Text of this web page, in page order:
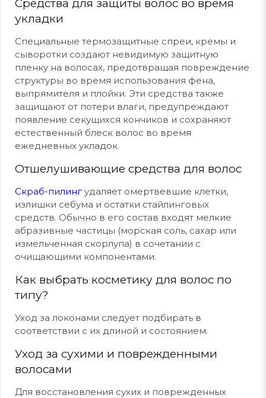
Средства для защиты волос во время
укладки
Специальные термозащитные спреи, кремы и
сыворотки создают невидимую защитную
пленку на волосах, предотвращая повреждение
структуры во время использования фена,
выпрямителя и плойки. Эти средства также
защищают от потери влаги, предупреждают
появление секущихся кончиков и сохраняют
естественный блеск волос во время
ежедневных укладок.
Отшелушивающие средства для волос
Скраб-пилинг удаляет омертвевшие клетки,
излишки себума и остатки стайлинговых
средств. Обычно в его состав входят мелкие
абразивные частицы (морская соль, сахар или
измельченная скорлупа) в сочетании с
очищающими компонентами.
Как выбрать косметику для волос по
типу?
Уход за локонами следует подбирать в
соответствии с их длиной и состоянием.
Уход за сухими и поврежденными
волосами
Для восстановления сухих и поврежденных